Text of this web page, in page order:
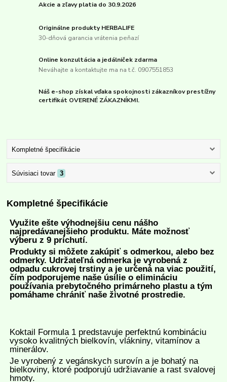
Akcie a zľavy platia do 30.9.2026
Originálne produkty HERBALIFE
30-dňová garancia vrátenia peňazí
Online konzultácia a jedálniček zdarma
Neváhajte a kontaktujte ma na t.č. 0907551853
Náš e-shop získal vďaka spokojnosti zákazníkov prestížny
certifikát OVERENÉ ZÁKAZNÍKMI.
Kompletné špecifikácie
Súvisiaci tovar 3
Kompletné špecifikácie
Využite ešte výhodnejšiu cenu nášho
najpredávanejšieho produktu. Máte možnosť
výberu z 9 príchutí.
Produkty si môžete zakúpiť s odmerkou, alebo bez
odmerky. Udržateľná odmerka je vyrobená z
odpadu cukrovej trstiny a je určená na viac použití,
čím podporujeme naše úsilie o elimináciu
používania prebytočného primárneho plastu a tým
pomáhame chrániť naše životné prostredie.
Koktail Formula 1 predstavuje perfektnú kombináciu
vysoko kvalitných bielkovín, vlákniny, vitamínov a
minerálov.
Je vyrobený z vegánskych surovín a je bohatý na
bielkoviny, ktoré podporujú udržiavanie a rast svalovej
hmoty.